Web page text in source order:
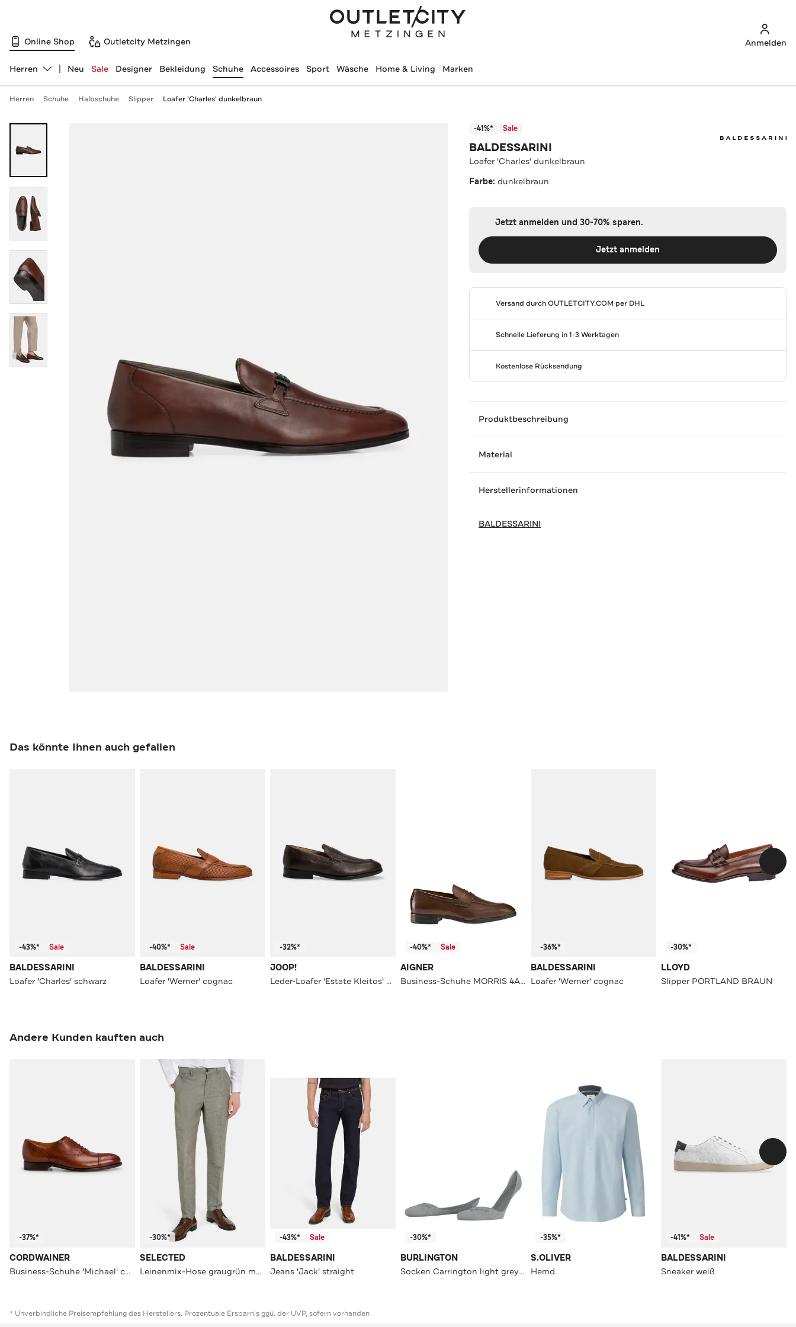
Online Shop Outletcity Metzingen Anmelden
Abteilung ändern, ausgewählt:
Herren Neu Sale Designer Bekleidung Schuhe Accessoires Sport Wäsche Home & Living Marken
Herren Schuhe Halbschuhe Slipper Loafer 'Charles' dunkelbraun
-41%* Sale
BALDESSARINI
Loafer 'Charles' dunkelbraun
Farbe:dunkelbraun
Jetzt anmelden und 30-70% sparen.
Jetzt anmelden
Versand durchOUTLETCITY.COM per DHL
Schnelle Lieferung in 1-3 Werktagen
Kostenlose Rücksendung
Produktbeschreibung
Material
Herstellerinformationen
BALDESSARINI
Das könnte Ihnen auch gefallen
-43%* Sale
BALDESSARINI
Loafer 'Charles' schwarz
-40%* Sale
BALDESSARINI
Loafer 'Werner' cognac
-32%*
JOOP!
Leder-Loafer 'Estate Kleitos' dunkelbraun
-40%* Sale
AIGNER
Business-Schuhe MORRIS 4A cognac
-36%*
BALDESSARINI
Loafer 'Werner' cognac
-30%*
LLOYD
Slipper PORTLAND BRAUN
Andere Kunden kauften auch
-37%*
CORDWAINER
Business-Schuhe 'Michael' cognac
-30%*
SELECTED
Leinenmix-Hose graugrün meliert
-43%* Sale
BALDESSARINI
Jeans 'Jack' straight
-30%*
BURLINGTON
Socken Carrington light grey (3400)
-35%*
S.OLIVER
Hemd
-41%* Sale
BALDESSARINI
Sneaker weiß
* Unverbindliche Preisempfehlung des Herstellers. Prozentuale Ersparnis ggü. der UVP, sofern vorhanden